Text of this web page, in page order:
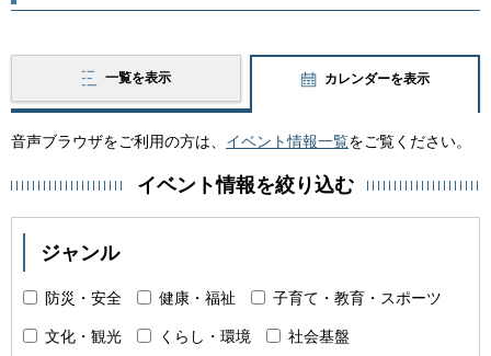
一覧を表示 カレンダーを表示
音声ブラウザをご利用の方は、 イベント情報一覧をご覧ください。
イベント情報を絞り込む
ジャンル
防災・安全 健康・福祉 子育て・教育・スポーツ
文化・観光 くらし・環境 社会基盤